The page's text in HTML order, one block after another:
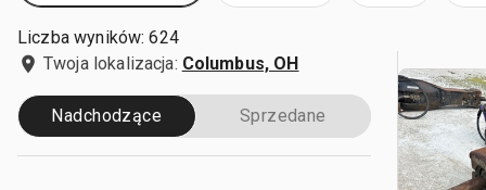
Liczba wyników: 624
Twoja lokalizacja: Columbus, OH
Nadchodzące Sprzedane